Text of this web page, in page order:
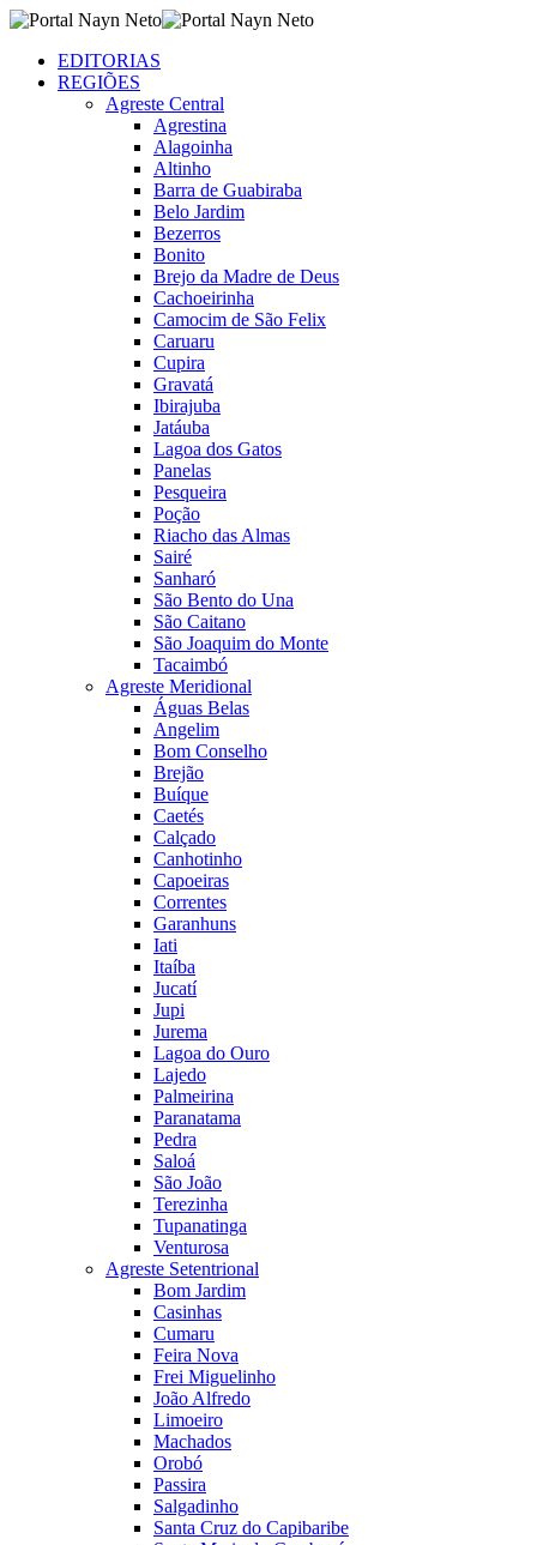
EDITORIAS
REGIÕES
Agreste Central
Agrestina
Alagoinha
Altinho
Barra de Guabiraba
Belo Jardim
Bezerros
Bonito
Brejo da Madre de Deus
Cachoeirinha
Camocim de São Felix
Caruaru
Cupira
Gravatá
Ibirajuba
Jatáuba
Lagoa dos Gatos
Panelas
Pesqueira
Poção
Riacho das Almas
Sairé
Sanharó
São Bento do Una
São Caitano
São Joaquim do Monte
Tacaimbó
Agreste Meridional
Águas Belas
Angelim
Bom Conselho
Brejão
Buíque
Caetés
Calçado
Canhotinho
Capoeiras
Correntes
Garanhuns
Iati
Itaíba
Jucatí
Jupi
Jurema
Lagoa do Ouro
Lajedo
Palmeirina
Paranatama
Pedra
Saloá
São João
Terezinha
Tupanatinga
Venturosa
Agreste Setentrional
Bom Jardim
Casinhas
Cumaru
Feira Nova
Frei Miguelinho
João Alfredo
Limoeiro
Machados
Orobó
Passira
Salgadinho
Santa Cruz do Capibaribe